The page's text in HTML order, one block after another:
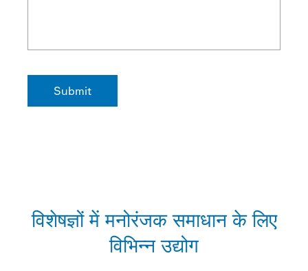
विशेषज्ञों में मनोरंजक समाधान के लिए
विभिन्न उद्योग